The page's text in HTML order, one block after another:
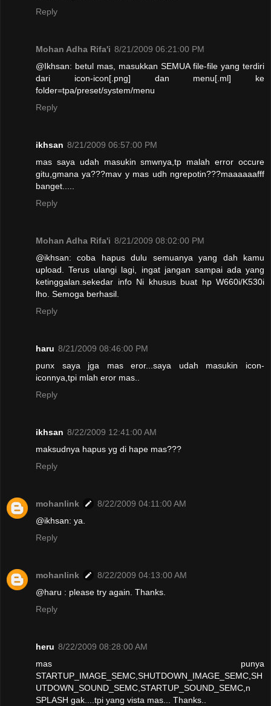
Reply
Mohan Adha Rifa'i 8/21/2009 06:21:00 PM
@Ikhsan: betul mas, masukkan SEMUA file-file yang terdiri
dari icon-icon[.png] dan menu[.ml] ke
folder=tpa/preset/system/menu
Reply
ikhsan 8/21/2009 06:57:00 PM
mas saya udah masukin smwnya,tp malah error occure
gitu,gmana ya???mav y mas udh ngrepotin???maaaaaafff
banget.....
Reply
Mohan Adha Rifa'i 8/21/2009 08:02:00 PM
@ikhsan: coba hapus dulu semuanya yang dah kamu
upload. Terus ulangi lagi, ingat jangan sampai ada yang
ketinggalan.sekedar info Ni khusus buat hp W660i/K530i
lho. Semoga berhasil.
Reply
haru 8/21/2009 08:46:00 PM
punx saya jga mas eror...saya udah masukin icon-
iconnya,tpi mlah eror mas..
Reply
ikhsan 8/22/2009 12:41:00 AM
maksudnya hapus yg di hape mas???
Reply
mohanlink
8/22/2009 04:11:00 AM
@ikhsan: ya.
Reply
mohanlink
8/22/2009 04:13:00 AM
@haru : please try again. Thanks.
Reply
heru 8/22/2009 08:28:00 AM
mas punya
STARTUP_IMAGE_SEMC,SHUTDOWN_IMAGE_SEMC,SH
UTDOWN_SOUND_SEMC,STARTUP_SOUND_SEMC,n
SPLASH gak....tpi yang vista mas... Thanks..